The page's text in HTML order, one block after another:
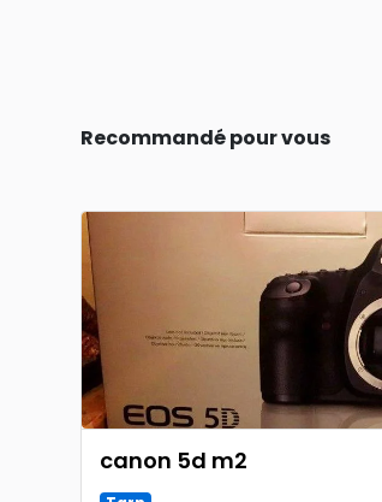
Recommandé pour vous
canon 5d m2